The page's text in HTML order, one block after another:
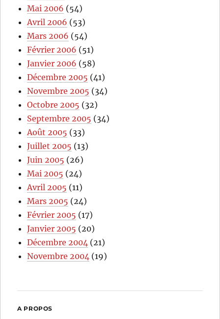
Mai 2006 (54)
Avril 2006 (53)
Mars 2006 (54)
Février 2006 (51)
Janvier 2006 (58)
Décembre 2005 (41)
Novembre 2005 (34)
Octobre 2005 (32)
Septembre 2005 (34)
Août 2005 (33)
Juillet 2005 (13)
Juin 2005 (26)
Mai 2005 (24)
Avril 2005 (11)
Mars 2005 (24)
Février 2005 (17)
Janvier 2005 (20)
Décembre 2004 (21)
Novembre 2004 (19)
A PROPOS